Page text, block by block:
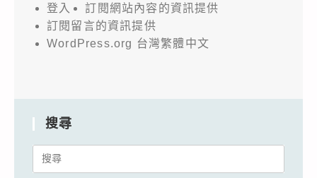
登入
訂閱網站內容的資訊提供
訂閱留言的資訊提供
WordPress.org 台灣繁體中文
搜尋
Search